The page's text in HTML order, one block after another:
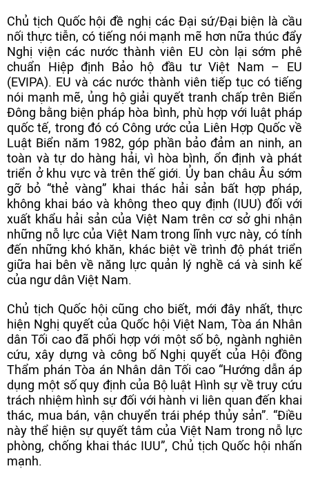
Chủ tịch Quốc hội đề nghị các Đại sứ/Đại biện là cầu
nối thực tiễn, có tiếng nói mạnh mẽ hơn nữa thúc đẩy
Nghị viện các nước thành viên EU còn lại sớm phê
chuẩn Hiệp định Bảo hộ đầu tư Việt Nam – EU
(EVIPA). EU và các nước thành viên tiếp tục có tiếng
nói mạnh mẽ, ủng hộ giải quyết tranh chấp trên Biển
Đông bằng biện pháp hòa bình, phù hợp với luật pháp
quốc tế, trong đó có Công ước của Liên Hợp Quốc về
Luật Biển năm 1982, góp phần bảo đảm an ninh, an
toàn và tự do hàng hải, vì hòa bình, ổn định và phát
triển ở khu vực và trên thế giới. Ủy ban châu Âu sớm
gỡ bỏ “thẻ vàng” khai thác hải sản bất hợp pháp,
không khai báo và không theo quy định (IUU) đối với
xuất khẩu hải sản của Việt Nam trên cơ sở ghi nhận
những nỗ lực của Việt Nam trong lĩnh vực này, có tính
đến những khó khăn, khác biệt về trình độ phát triển
giữa hai bên về năng lực quản lý nghề cá và sinh kế
của ngư dân Việt Nam.
Chủ tịch Quốc hội cũng cho biết, mới đây nhất, thực
hiện Nghị quyết của Quốc hội Việt Nam, Tòa án Nhân
dân Tối cao đã phối hợp với một số bộ, ngành nghiên
cứu, xây dựng và công bố Nghị quyết của Hội đồng
Thẩm phán Tòa án Nhân dân Tối cao “Hướng dẫn áp
dụng một số quy định của Bộ luật Hình sự về truy cứu
trách nhiệm hình sự đối với hành vi liên quan đến khai
thác, mua bán, vận chuyển trái phép thủy sản”. “Điều
này thể hiện sự quyết tâm của Việt Nam trong nỗ lực
phòng, chống khai thác IUU”, Chủ tịch Quốc hội nhấn
mạnh.